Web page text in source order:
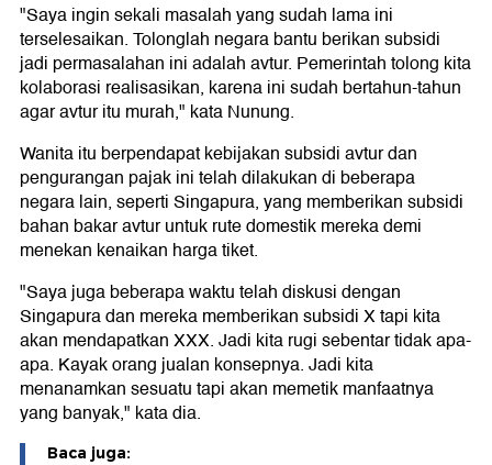
"Saya ingin sekali masalah yang sudah lama ini
terselesaikan. Tolonglah negara bantu berikan subsidi
jadi permasalahan ini adalah avtur. Pemerintah tolong kita
kolaborasi realisasikan, karena ini sudah bertahun-tahun
agar avtur itu murah," kata Nunung.
Wanita itu berpendapat kebijakan subsidi avtur dan
pengurangan pajak ini telah dilakukan di beberapa
negara lain, seperti Singapura, yang memberikan subsidi
bahan bakar avtur untuk rute domestik mereka demi
menekan kenaikan harga tiket.
"Saya juga beberapa waktu telah diskusi dengan
Singapura dan mereka memberikan subsidi X tapi kita
akan mendapatkan XXX. Jadi kita rugi sebentar tidak apa-
apa. Kayak orang jualan konsepnya. Jadi kita
menanamkan sesuatu tapi akan memetik manfaatnya
yang banyak," kata dia.
Baca juga: